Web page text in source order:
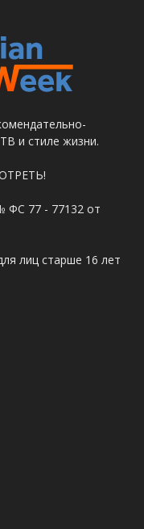
и стиле жизни.
ФС 77 - 77132 от
лиц старше 16 лет